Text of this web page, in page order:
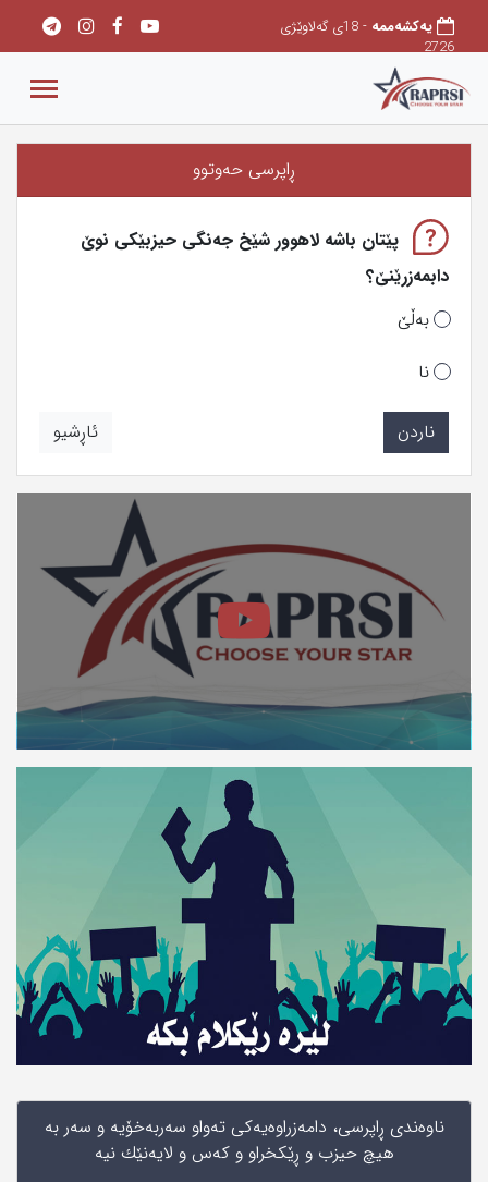
یەکشەممە
- 18ی گەلاوێژی
2726
ڕاپرسی‌ حه‌وتوو
پێتان باشه‌ لاهوور شێخ جه‌نگی‌ حیزبێكی‌ نوێ‌
دابمه‌زرێنێ‌؟
به‌ڵێ‌
نا
ناردن ئاڕشیو
ناوه‌ندی‌ ڕاپرسی‌، دامه‌زراوه‌یه‌كی‌ ته‌واو سه‌ربه‌خۆیه‌ و سه‌ر به‌
هیچ حیزب و ڕێكخراو و كه‌س و لایه‌نێك نیه